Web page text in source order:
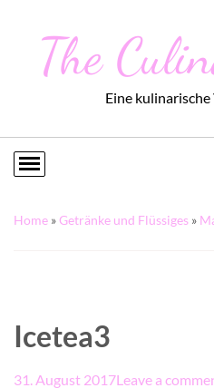
The
Eine
Home »Getränke und Flüssiges »
Icetea3
31. August 2017Leave a